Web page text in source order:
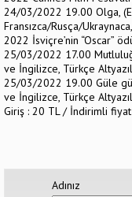
24/03/2022 19.00 Olga,
Fransızca/Rusça/
2022 İsviçre’nin “Oscar”
25/03/2022 17.00
ve İngilizce, Türkçe
25/03/2022 19.00 Güle
ve İngilizce, Türkçe
Giriş : 20 TL / İndirimli
Adınız